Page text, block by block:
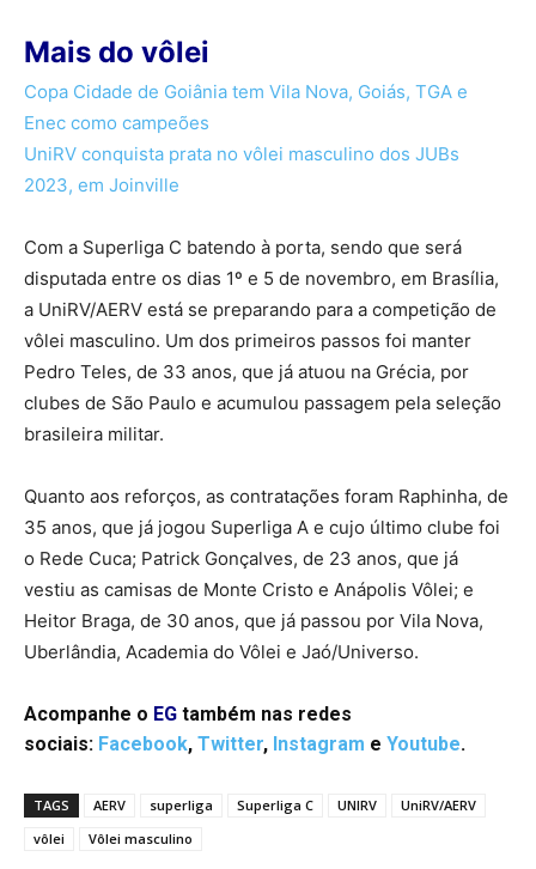
Mais do vôlei
Copa Cidade de Goiânia tem Vila Nova, Goiás, TGA e
Enec como campeões
UniRV conquista prata no vôlei masculino dos JUBs
2023, em Joinville
Com a Superliga C batendo à porta, sendo que será
disputada entre os dias 1º e 5 de novembro, em Brasília,
a UniRV/AERV está se preparando para a competição de
vôlei masculino. Um dos primeiros passos foi manter
Pedro Teles, de 33 anos, que já atuou na Grécia, por
clubes de São Paulo e acumulou passagem pela seleção
brasileira militar.
Quanto aos reforços, as contratações foram Raphinha, de
35 anos, que já jogou Superliga A e cujo último clube foi
o Rede Cuca; Patrick Gonçalves, de 23 anos, que já
vestiu as camisas de Monte Cristo e Anápolis Vôlei; e
Heitor Braga, de 30 anos, que já passou por Vila Nova,
Uberlândia, Academia do Vôlei e Jaó/Universo.
Acompanhe o EG também nas redes
sociais: Facebook, Twitter, Instagram e Youtube.
TAGS AERV superliga Superliga C UNIRV
UniRV/AERV
vôlei
Vôlei masculino